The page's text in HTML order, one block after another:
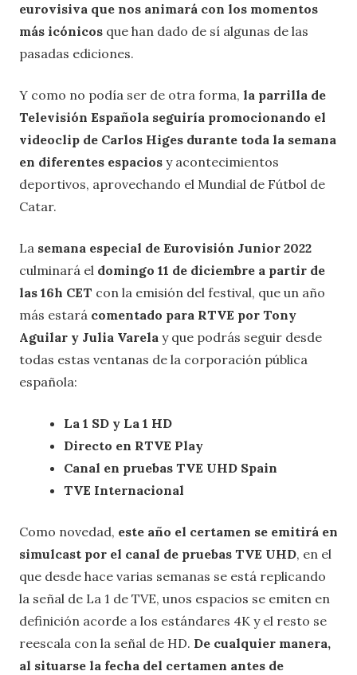
eurovisiva que nos animará con los momentos
más icónicos que han dado de sí algunas de las
pasadas ediciones.
Y como no podía ser de otra forma, la parrilla de
Televisión Española seguiría promocionando el
videoclip de Carlos Higes durante toda la semana
en diferentes espacios y acontecimientos
deportivos, aprovechando el Mundial de Fútbol de
Catar.
La semana especial de Eurovisión Junior 2022
culminará el domingo 11 de diciembre a partir de
las 16h CET con la emisión del festival, que un año
más estará comentado para RTVE por Tony
Aguilar y Julia Varela y que podrás seguir desde
todas estas ventanas de la corporación pública
española:
La 1 SD y La 1 HD
Directo en RTVE Play
Canal en pruebas TVE UHD Spain
TVE Internacional
Como novedad, este año el certamen se emitirá en
simulcast por el canal de pruebas TVE UHD, en el
que desde hace varias semanas se está replicando
la señal de La 1 de TVE, unos espacios se emiten en
definición acorde a los estándares 4K y el resto se
reescala con la señal de HD. De cualquier manera,
al situarse la fecha del certamen antes de